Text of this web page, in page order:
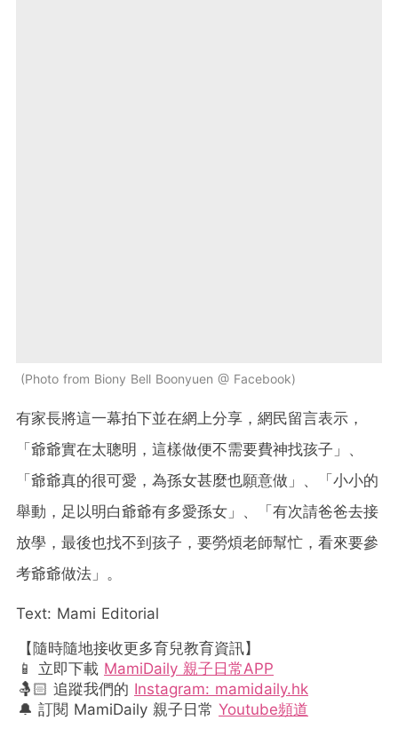
Photo from Biony Bell Boonyuen @ Facebook
有家長將這一幕拍下並在網上分享，網民留言表示，
「爺爺實在太聰明，這樣做便不需要費神找孩子」、
「爺爺真的很可愛，為孫女甚麼也願意做」、「小小的
舉動，足以明白爺爺有多愛孫女」、「有次請爸爸去接
放學，最後也找不到孩子，要勞煩老師幫忙，看來要參
考爺爺做法」。
Text: Mami Editorial
【隨時隨地接收更多育兒教育資訊】
📱 立即下載 MamiDaily 親子日常APP
🤱🏻 追蹤我們的 Instagram: mamidaily.hk
🔔 訂閱 MamiDaily 親子日常 Youtube頻道